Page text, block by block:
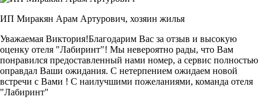
ИП Миракян Арам Артурович, хозяин жилья
Уважаемая Виктория!Благодарим Вас за отзыв и высокую
оценку отеля "Лабиринт"! Мы невероятно рады, что Вам
понравился предоставленный нами номер, а сервис полностью
оправдал Ваши ожидания. С нетерпением ожидаем новой
встречи с Вами ! С наилучшими пожеланиями, команда отеля
"Лабиринт"